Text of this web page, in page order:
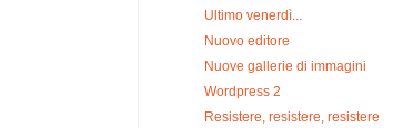
Ultimo venerdì...
Nuovo editore
Nuove gallerie di immagini
Wordpress 2
Resistere, resistere, resistere